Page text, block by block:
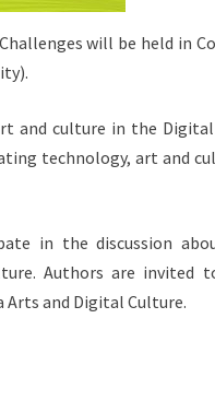
will be held in
and culture in the
technology, art and
in the discussion
Authors are invited
and Digital Culture.